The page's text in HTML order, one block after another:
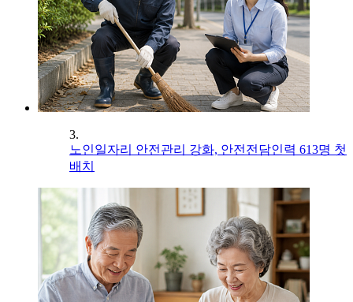
3.
노인일자리 안전관리 강화, 안전전담인력 613명 첫
배치